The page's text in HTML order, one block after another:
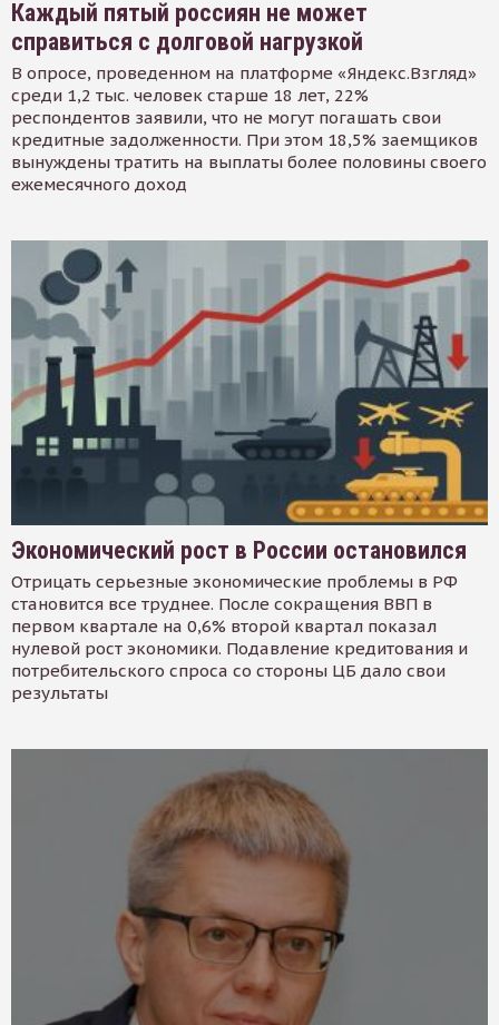
Каждый пятый россиян не может
справиться с долговой нагрузкой
В опросе, проведенном на платформе «Яндекс.Взгляд»
среди 1,2 тыс. человек старше 18 лет, 22%
респондентов заявили, что не могут погашать свои
кредитные задолженности. При этом 18,5% заемщиков
вынуждены тратить на выплаты более половины своего
ежемесячного доход
Экономический рост в России остановился
Отрицать серьезные экономические проблемы в РФ
становится все труднее. После сокращения ВВП в
первом квартале на 0,6% второй квартал показал
нулевой рост экономики. Подавление кредитования и
потребительского спроса со стороны ЦБ дало свои
результаты